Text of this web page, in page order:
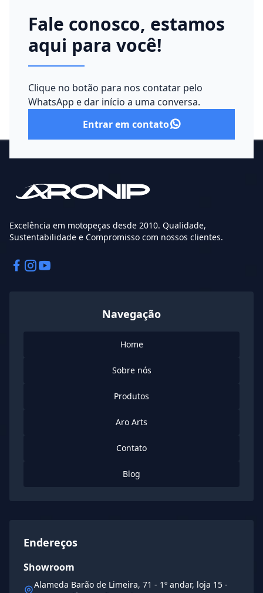
Fale conosco, estamos
aqui para você!
Clique no botão para nos contatar pelo
WhatsApp e dar início a uma conversa.
Entrar em contato
Excelência em motopeças desde 2010. Qualidade,
Sustentabilidade e Compromisso com nossos clientes.
Facebook
Instagram
Navegação
Home
Sobre nós
Produtos
Aro Arts
Contato
Blog
Endereços
Showroom
Alameda Barão de Limeira, 71 - 1º andar, loja 15 -